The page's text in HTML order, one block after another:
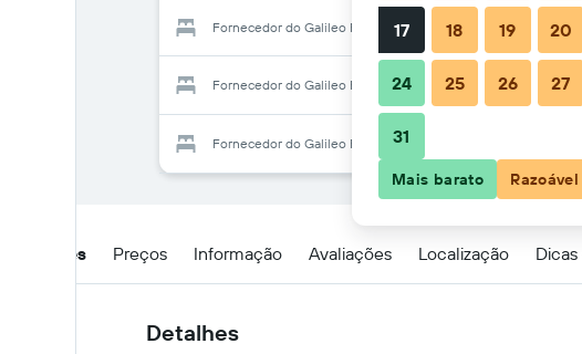
Fornecedor do Galileo Flats - Palacio de Congresos
Fornecedor do Galileo Flats - Palacio de Congresos
Fornecedor do Galileo Flats - Palacio de Congresos
Detalhes Preços Informação Avaliações Localização
Detalhes
17 18 19 20
24 25 26 27
31
Mais barato Razoável